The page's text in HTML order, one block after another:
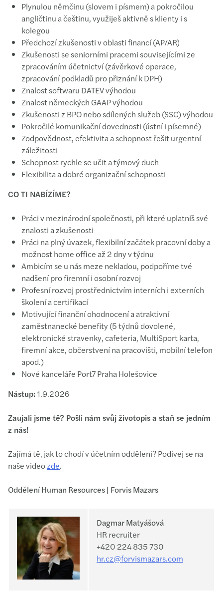
Plynulou němčinu (slovem i písmem) a pokročilou
angličtinu a češtinu, využiješ aktivně s klienty i s
kolegou
Předchozí zkušenosti v oblasti financí (AP/AR)
Zkušenosti se seniorními pracemi souvisejícími ze
zpracováním účetnictví (závěrkové operace,
zpracování podkladů pro přiznání k DPH)
Znalost softwaru DATEV výhodou
Znalost německých GAAP výhodou
Zkušenosti z BPO nebo sdílených služeb (SSC) výhodou
Pokročilé komunikační dovednosti (ústní i písemné)
Zodpovědnost, efektivita a schopnost řešit urgentní
záležitosti
Schopnost rychle se učit a týmový duch
Flexibilita a dobré organizační schopnosti
CO TI NABÍZÍME?
Práci v mezinárodní společnosti, při které uplatníš své
znalosti a zkušenosti
Práci na plný úvazek, flexibilní začátek pracovní doby a
možnost home office až 2 dny v týdnu
Ambicím se u nás meze nekladou, podpoříme tvé
nadšení pro firemní i osobní rozvoj
Profesní rozvoj prostřednictvím interních i externích
školení a certifikací
Motivující finanční ohodnocení a atraktivní
zaměstnanecké benefity (5 týdnů dovolené,
elektronické stravenky, cafeteria, MultiSport karta,
firemní akce, občerstvení na pracovišti, mobilní telefon
apod.)
Nové kanceláře Port7 Praha Holešovice
Nástup:1.9.2026
Zaujali jsme tě? Pošli nám svůj životopis a staň se jedním
z nás!
Zajímá tě, jak to chodí v účetním oddělení? Podívej se na
naše videozde.
Oddělení Human Resources | Forvis Mazars
Dagmar Matyášová
HR recruiter
+420 224 835 730
hr.cz@forvismazars.com